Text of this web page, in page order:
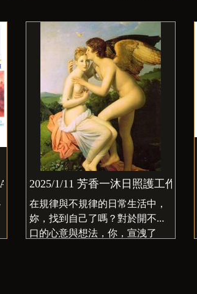
作業整理，終於來到模擬考這一
刻！祝福大家都能順利完成考
試，取得英國IFA國際芳療師協會
的高階芳香照護師資格！
芳香照護師認證課程
2025/1/11 芳香一沐日照護工作坊
在規律與不規律的日常生活中，
妳，找到自己了嗎？對於開不了
口的心意與想法，你，宣洩了